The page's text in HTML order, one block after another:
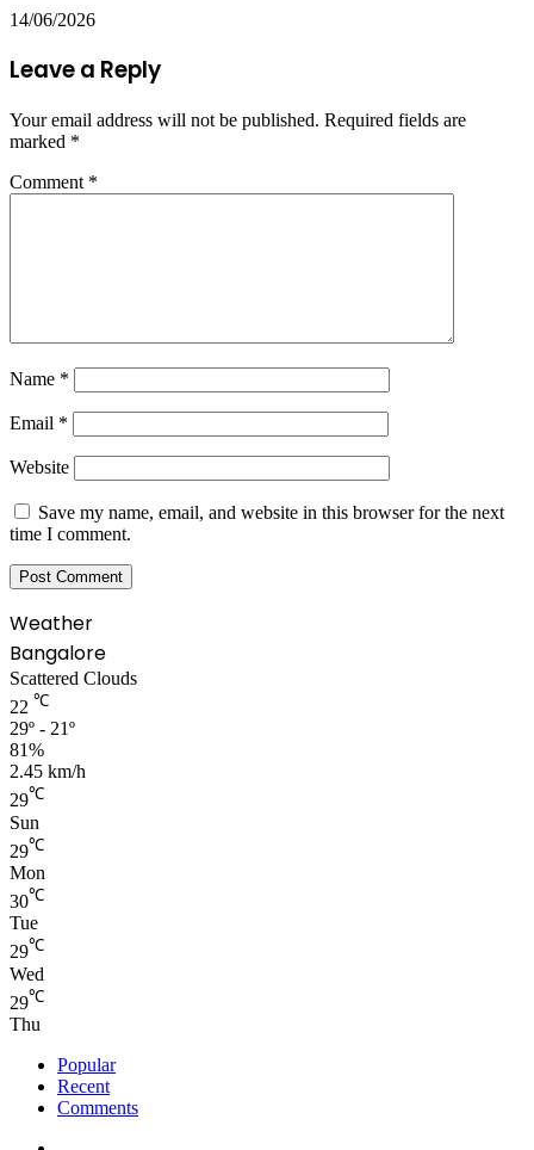
14/06/2026
Leave a Reply
Your email address will not be published. Required fields are
marked *
Comment *
Name *
Email *
Website
Save my name, email, and website in this browser for the next
time I comment.
Weather
Bangalore
Scattered Clouds
22 ℃
29º - 21º
81%
2.45 km/h
29℃
Sun
29℃
Mon
30℃
Tue
29℃
Wed
29℃
Thu
Popular
Recent
Comments